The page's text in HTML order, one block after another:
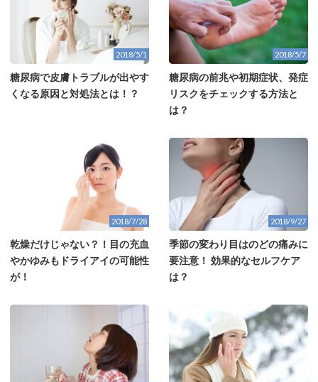
2018/5/1
糖尿病で皮膚トラブルが出やす
くなる原因と対処法とは！？
2018/5/7
糖尿病の前兆や初期症状、発症
リスクをチェックする方法と
は？
2018/7/28
乾燥だけじゃない？！目の充血
やかゆみもドライアイの可能性
が！
2018/9/27
季節の変わり目はのどの痛みに
要注意！ 効果的なセルフケア
は？